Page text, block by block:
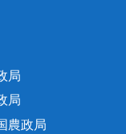
局
局
農政局